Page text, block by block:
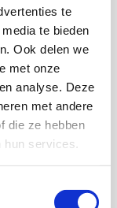
te
te bieden
Ook delen we
met onze
analyse. Deze
met andere
die ze hebben
services.
goede